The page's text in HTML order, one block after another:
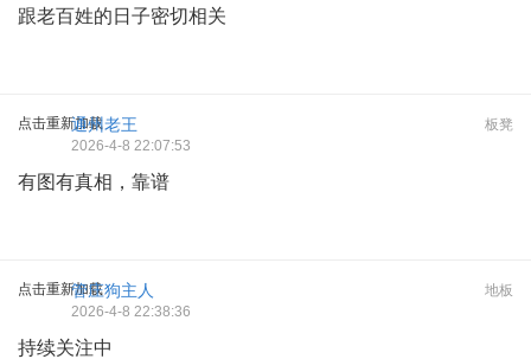
跟老百姓的日子密切相关
点击重新加载 板凳
通州老王
2026-4-8 22:07:53
有图有真相，靠谱
点击重新加载 地板
管庄狗主人
2026-4-8 22:38:36
持续关注中